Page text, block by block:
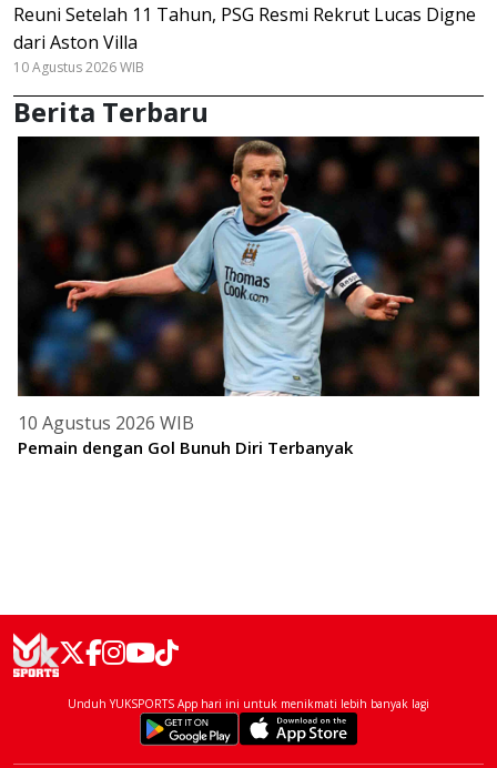
Reuni Setelah 11 Tahun, PSG Resmi Rekrut Lucas Digne
dari Aston Villa
10 Agustus 2026 WIB
Berita Terbaru
10 Agustus 2026 WIB
Pemain dengan Gol Bunuh Diri Terbanyak
Unduh YUKSPORTS App hari ini untuk menikmati lebih banyak lagi